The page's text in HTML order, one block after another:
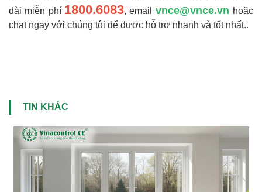
đài miễn phí 1800.6083, email vnce@vnce.vn hoặc
chat ngay với chúng tôi để được hỗ trợ nhanh và tốt nhất..
TIN KHÁC